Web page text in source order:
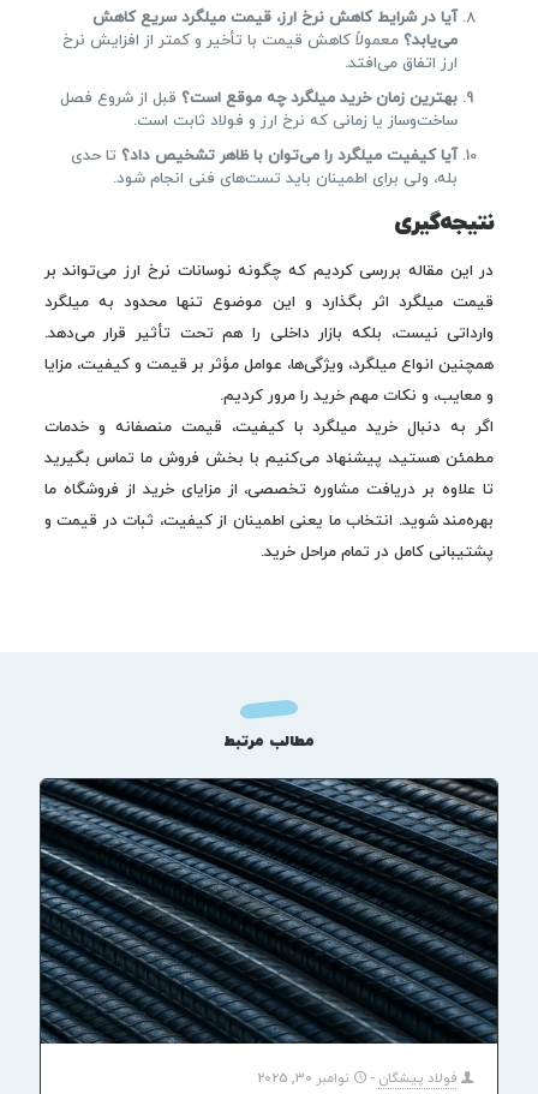
آیا در شرایط کاهش نرخ ارز، قیمت میلگرد سریع کاهش
می‌یابد؟معمولاً کاهش قیمت با تأخیر و کمتر از افزایش نرخ
ارز اتفاق می‌افتد.
بهترین زمان خرید میلگرد چه موقع است؟قبل از شروع فصل
ساخت‌وساز یا زمانی که نرخ ارز و فولاد ثابت است.
آیا کیفیت میلگرد را می‌توان با ظاهر تشخیص داد؟تا حدی
بله، ولی برای اطمینان باید تست‌های فنی انجام شود.
نتیجه‌گیری
در این مقاله بررسی کردیم که چگونه نوسانات نرخ ارز می‌تواند بر
قیمت میلگرد اثر بگذارد و این موضوع تنها محدود به میلگرد
وارداتی نیست، بلکه بازار داخلی را هم تحت تأثیر قرار می‌دهد.
همچنین انواع میلگرد، ویژگی‌ها، عوامل مؤثر بر قیمت و کیفیت، مزایا
و معایب، و نکات مهم خرید را مرور کردیم.
اگر به دنبال خرید میلگرد با کیفیت، قیمت منصفانه و خدمات
مطمئن هستید، پیشنهاد می‌کنیم با بخش فروش ما تماس بگیرید
تا علاوه بر دریافت مشاوره تخصصی، از مزایای خرید از فروشگاه ما
بهره‌مند شوید. انتخاب ما یعنی اطمینان از کیفیت، ثبات در قیمت و
پشتیبانی کامل در تمام مراحل خرید.
مطالب مرتبط
فولاد پیشگان - نوامبر 30, 2025